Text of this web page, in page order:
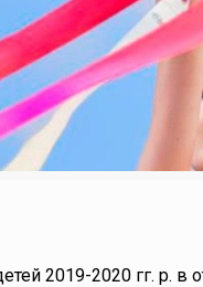
2019-2020 гг. р.